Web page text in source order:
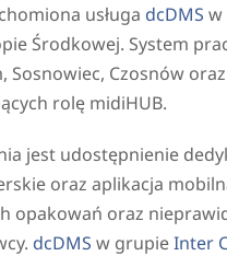
usługa dcDMS w
Środkowej. System
Sosnowiec, Czosnów
rolę midiHUB.
jest udostępnienie
oraz aplikacja
opakowań oraz
dcDMS w grupieInter